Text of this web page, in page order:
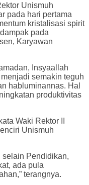
Unismuh
pada hari pertama
kristalisasi spirit
pada
Karyawan
Insyaallah
semakin teguh
habluminannas. Hal
produktivitas
Waki Rektor II
Unismuh
selain Pendidikan,
ada pula
terangnya.